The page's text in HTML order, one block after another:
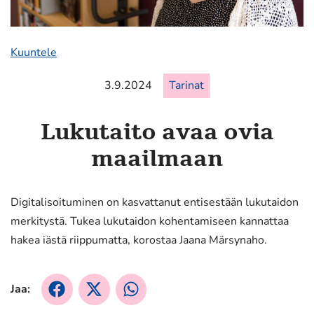
Kuuntele
3.9.2024 Tarinat
Lukutaito avaa ovia
maailmaan
Digitalisoituminen on kasvattanut entisestään lukutaidon
merkitystä. Tukea lukutaidon kohentamiseen kannattaa
hakea iästä riippumatta, korostaa Jaana Märsynaho.
Jaa:
Jaa
Facebookissa
Jaa
X:ssä
Jaa
WhatsApissa